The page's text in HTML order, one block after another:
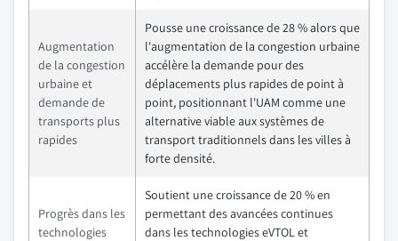
Augmentation
de la congestion
urbaine et
demande de
transports plus
rapides
Pousse une croissance de 28 % alors que
l'augmentation de la congestion urbaine
accélère la demande pour des
déplacements plus rapides de point à
point, positionnant l'UAM comme une
alternative viable aux systèmes de
transport traditionnels dans les villes à
forte densité.
Progrès dans les
technologies
Soutient une croissance de 20 % en
permettant des avancées continues
dans les technologies eVTOL et